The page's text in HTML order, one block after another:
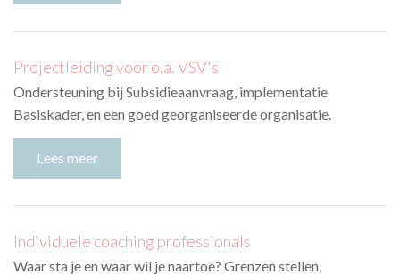
Projectleiding voor o.a. VSV's
Ondersteuning bij Subsidieaanvraag, implementatie
Basiskader, en een goed georganiseerde organisatie.
Lees meer
Individuele coaching professionals
Waar sta je en waar wil je naartoe? Grenzen stellen,